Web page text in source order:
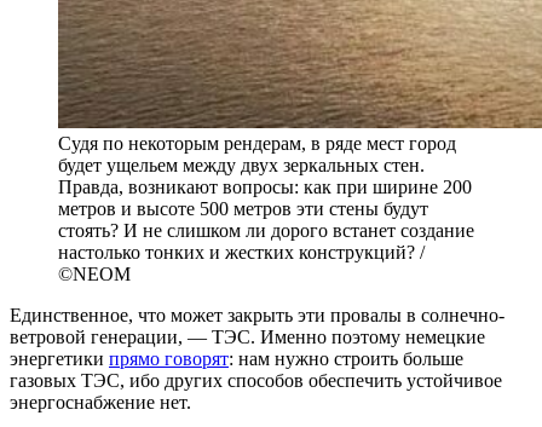
Судя по некоторым рендерам, в ряде мест город
будет ущельем между двух зеркальных стен.
Правда, возникают вопросы: как при ширине 200
метров и высоте 500 метров эти стены будут
стоять? И не слишком ли дорого встанет создание
настолько тонких и жестких конструкций? /
©NEOM
Единственное, что может закрыть эти провалы в солнечно-
ветровой генерации, — ТЭС. Именно поэтому немецкие
энергетики прямо говорят: нам нужно строить больше
газовых ТЭС, ибо других способов обеспечить устойчивое
энергоснабжение нет.